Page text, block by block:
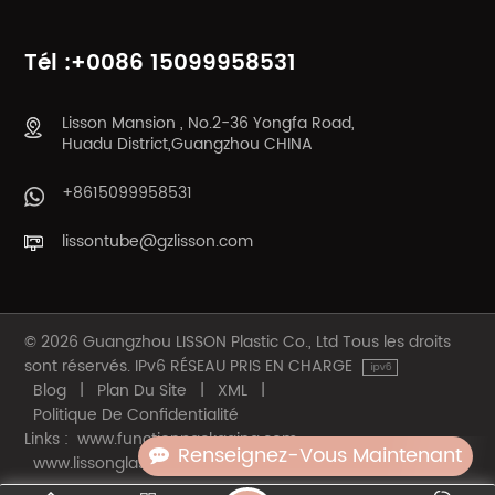
Renseignez-Vous Maintenant
Tél :+0086 15099958531
Lisson Mansion , No.2-36 Yongfa Road,
Huadu District,Guangzhou CHINA
+8615099958531
lissontube@gzlisson.com
© 2026 Guangzhou LISSON Plastic Co., Ltd Tous les droits
sont réservés. IPv6 RÉSEAU PRIS EN CHARGE
Blog | Plan Du Site | XML |
Politique De Confidentialité
Links : www.functionpackaging.com
www.lissonglassbottle.com